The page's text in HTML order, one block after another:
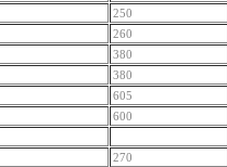
250
260
380
380
605
600
270